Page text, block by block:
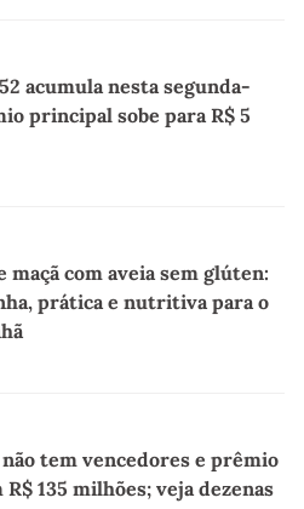
acumula nesta segunda-
principal sobe para R$ 5
maçã com aveia sem glúten:
prática e nutritiva para o
tem vencedores e prêmio
135 milhões; veja dezenas